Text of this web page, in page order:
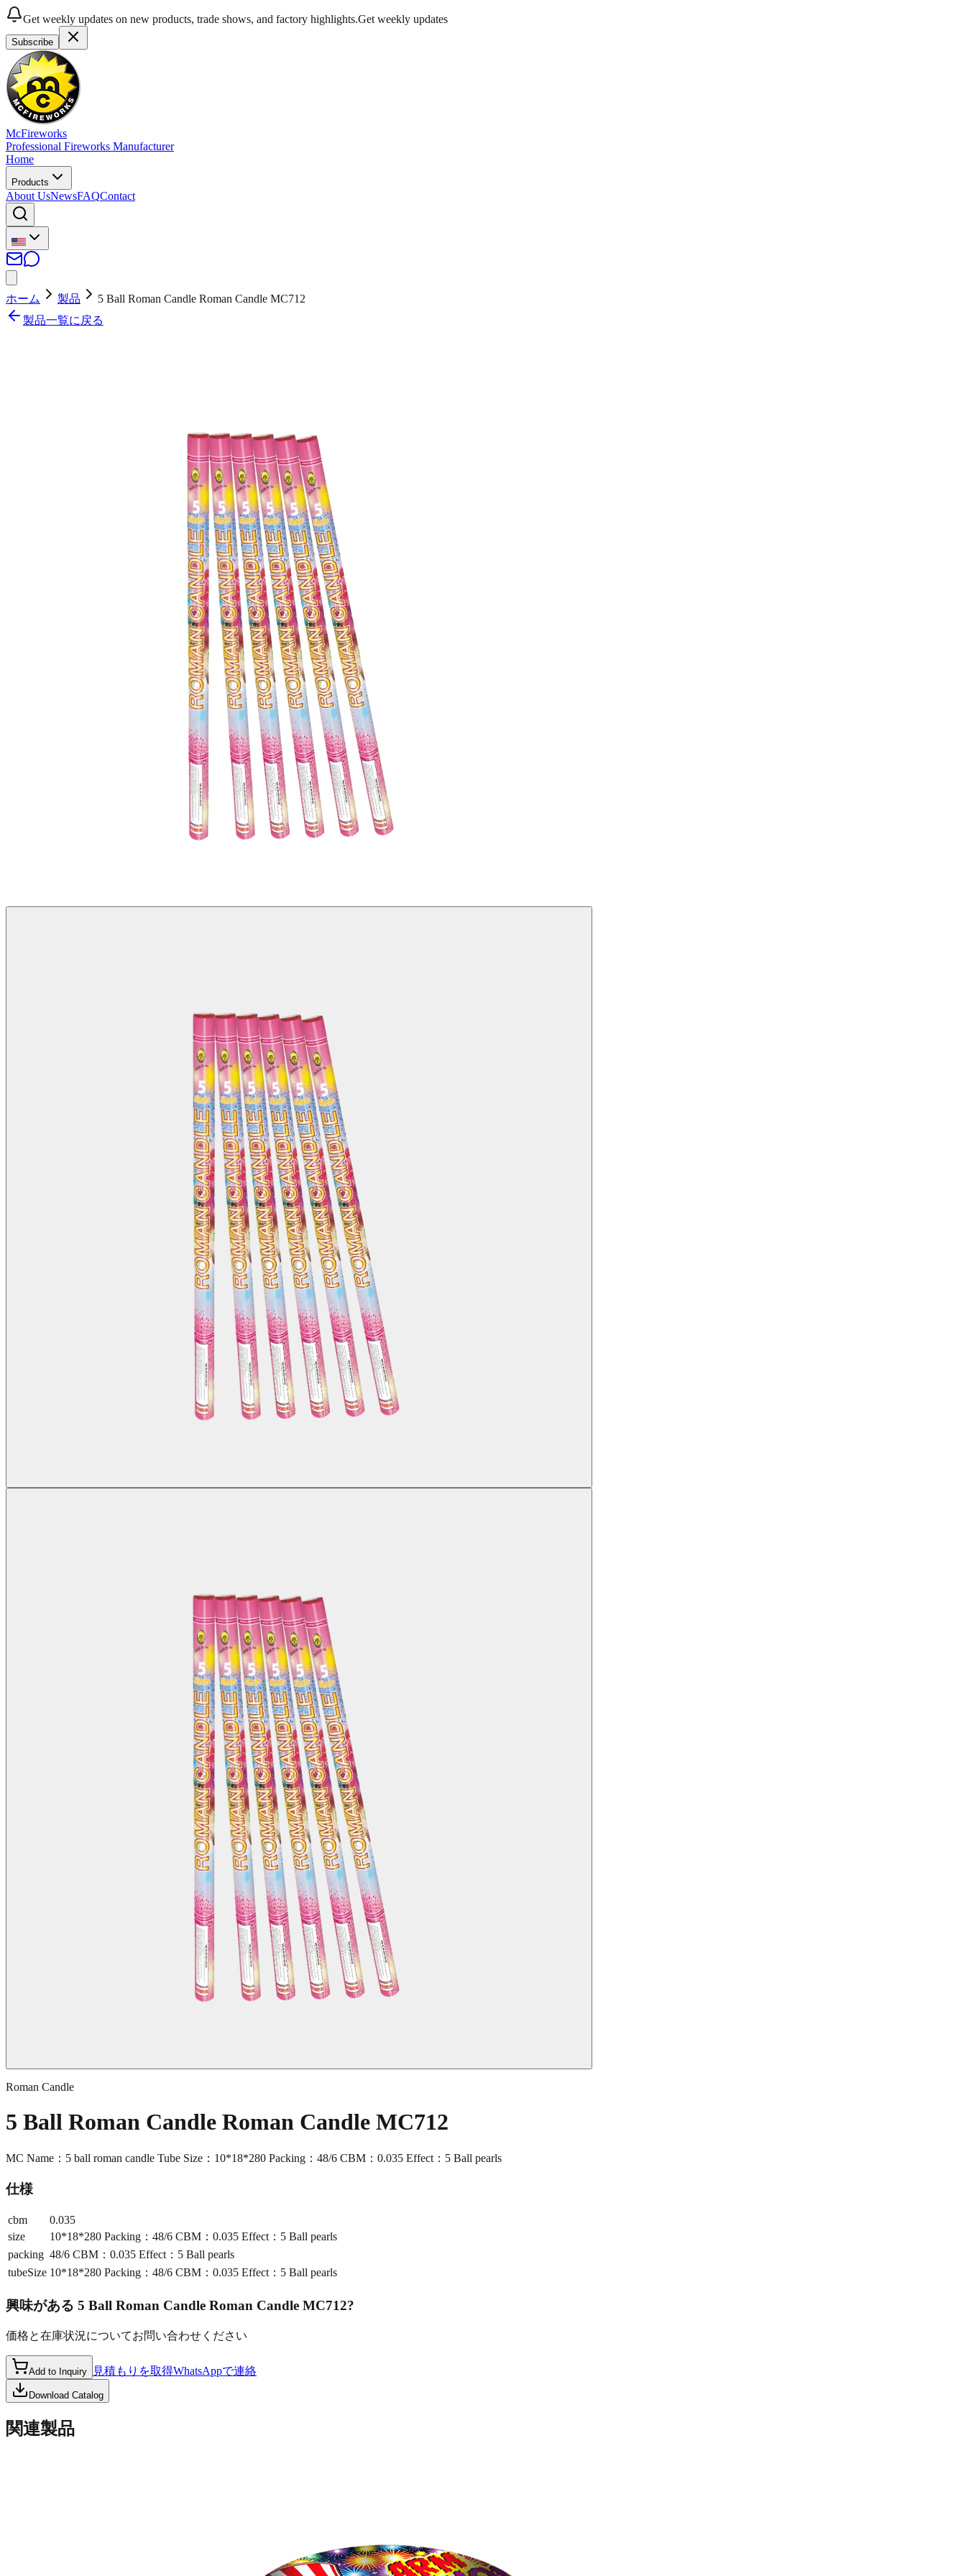
Get weekly updates on new products, trade shows, and factory highlights.Get weekly updates
Subscribe
McFireworks
Professional Fireworks Manufacturer
Home
Products
About UsNewsFAQContact
ホーム 製品
5 Ball Roman Candle Roman Candle MC712
製品一覧に戻る
Roman Candle
5 Ball Roman Candle Roman Candle MC712
MC Name：5 ball roman candle Tube Size：10*18*280 Packing：48/6 CBM：0.035 Effect：5 Ball pearls
仕様
cbm
0.035
size
10*18*280 Packing：48/6 CBM：0.035 Effect：5 Ball pearls
packing 48/6 CBM：0.035 Effect：5 Ball pearls
tubeSize 10*18*280 Packing：48/6 CBM：0.035 Effect：5 Ball pearls
興味がある 5 Ball Roman Candle Roman Candle MC712?
価格と在庫状況についてお問い合わせください
Add to Inquiry 見積もりを取得WhatsAppで連絡
Download Catalog
関連製品